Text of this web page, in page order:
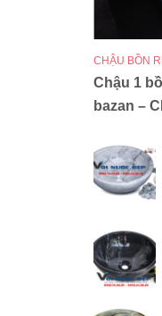
CHẬU BỒN
Chậu 1
bazan –